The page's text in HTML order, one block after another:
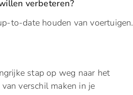
verbeteren?
to-date houden van voertuigen.
stap op weg naar het
verschil maken in je